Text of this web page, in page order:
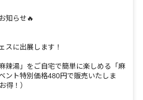
知らせ🔥
スに出展します！
辣湯」をご自宅で簡単に楽しめる「麻
ント特別価格480円で販売いたしま
得！）